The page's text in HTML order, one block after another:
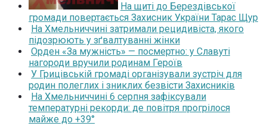
На щиті до Берездівської
громади повертається Захисник України Тарас Щур
На Хмельниччині затримали рецидивіста, якого
підозрюють у зґвалтуванні жінки
Орден «За мужність» — посмертно: у Славуті
нагороди вручили родинам Героїв
У Грицівській громаді організували зустріч для
родин полеглих і зниклих безвісти Захисників
На Хмельниччині 6 серпня зафіксували
температурні рекорди: де повітря прогрілося
майже до +39°